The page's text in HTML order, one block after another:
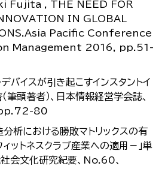
Fujita , THE NEED FOR
IN GLOBAL
Pacific Conference
Management 2016, pp.51-
バイスが引き起こすインスタントイ
（筆頭著者）、日本情報経営学会誌、
pp.72-80
析における勝敗マトリックスの有
ットネスクラブ産業への適用－」単
会文化研究紀要、No.60、